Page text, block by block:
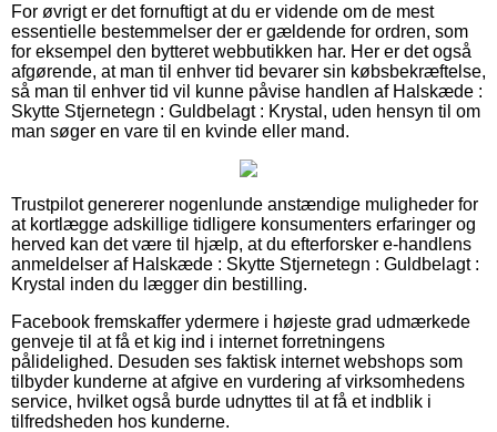
For øvrigt er det fornuftigt at du er vidende om de mest
essentielle bestemmelser der er gældende for ordren, som
for eksempel den bytteret webbutikken har. Her er det også
afgørende, at man til enhver tid bevarer sin købsbekræftelse,
så man til enhver tid vil kunne påvise handlen af Halskæde :
Skytte Stjernetegn : Guldbelagt : Krystal, uden hensyn til om
man søger en vare til en kvinde eller mand.
Trustpilot genererer nogenlunde anstændige muligheder for
at kortlægge adskillige tidligere konsumenters erfaringer og
herved kan det være til hjælp, at du efterforsker e-handlens
anmeldelser af Halskæde : Skytte Stjernetegn : Guldbelagt :
Krystal inden du lægger din bestilling.
Facebook fremskaffer ydermere i højeste grad udmærkede
genveje til at få et kig ind i internet forretningens
pålidelighed. Desuden ses faktisk internet webshops som
tilbyder kunderne at afgive en vurdering af virksomhedens
service, hvilket også burde udnyttes til at få et indblik i
tilfredsheden hos kunderne.